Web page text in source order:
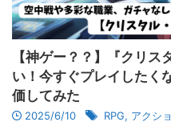
【神ゲー？？】『クリ
い！今すぐプレイしたく
価してみた
2025/6/10 RPG, アクシ